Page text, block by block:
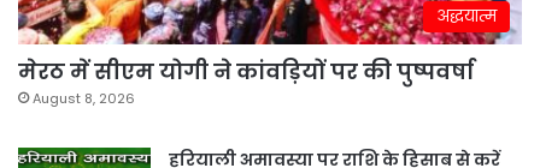
अद्धयात्म
मेरठ में सीएम योगी ने कांवड़ियों पर की पुष्पवर्षा
August 8, 2026
हरियाली अमावस्या पर राशि के हिसाब से करें